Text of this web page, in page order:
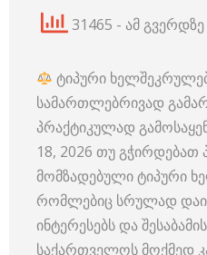
31465 - ამ
ტიპური
სამართლებრივად
პრაქტიკულად
18, 2026 თუ
მომზადებული ტიპური
რომლებიც სრულად
ინტერესებს და
საქართველოს მოქმედ